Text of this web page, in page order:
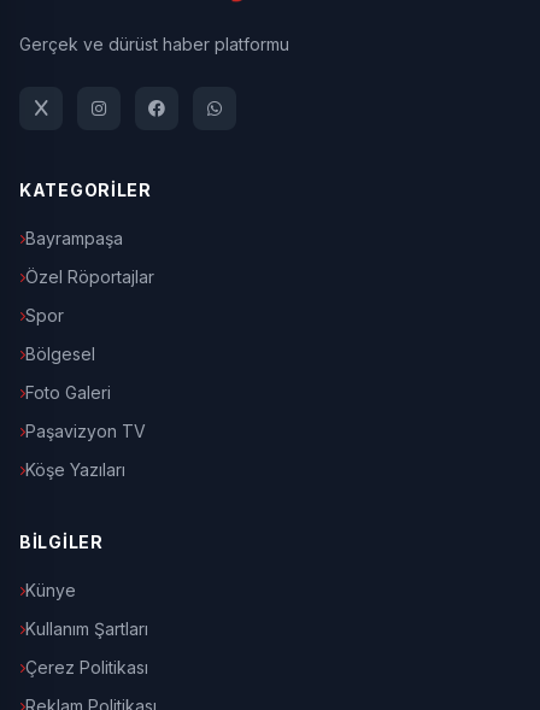
Gerçek ve dürüst haber platformu
KATEGORİLER
Bayrampaşa
Özel Röportajlar
Spor
Bölgesel
Foto Galeri
Paşavizyon TV
Köşe Yazıları
BİLGİLER
Künye
Kullanım Şartları
Çerez Politikası
Reklam Politikası